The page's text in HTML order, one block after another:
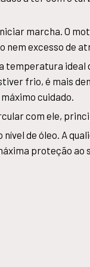
marcha. O
nem excesso de
temperatura ideal
frio, é mais
cuidado.
com ele,
de óleo. A
proteção ao